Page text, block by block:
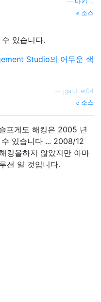
소스
있습니다.
Studio의 어두운 색
jgardner04
소스
프게도 해킹은 2005 년
있습니다 ... 2008/12
킹을하지 않았지만 아마
션 일 것입니다.